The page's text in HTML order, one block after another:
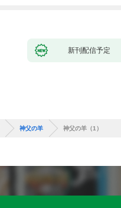
新刊配信予定
神父の羊 神父の羊（1）